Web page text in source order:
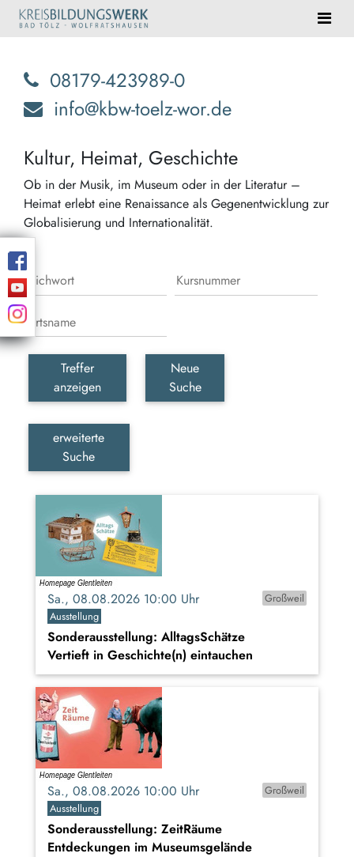
08179-423989-0
info@kbw-toelz-wor.de
Kultur, Heimat, Geschichte
Ob in der Musik, im Museum oder in der Literatur –
Heimat erlebt eine Renaissance als Gegenentwicklung zur
Globalisierung und Internationalität.
Treffer
anzeigen
Neue
Suche
erweiterte
Suche
Sa., 08.08.2026 10:00 Uhr
Großweil
Ausstellung
Sonderausstellung: AlltagsSchätze
Vertieft in Geschichte(n) eintauchen
Sa., 08.08.2026 10:00 Uhr
Großweil
Ausstellung
Sonderausstellung: ZeitRäume
Entdeckungen im Museumsgelände